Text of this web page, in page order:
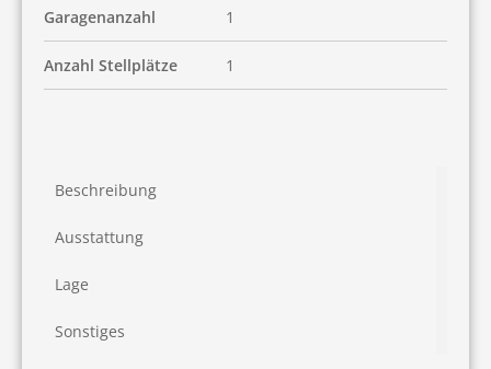
Garagenanzahl 1
Anzahl Stellplätze 1
Beschreibung
Ausstattung
Lage
Sonstiges